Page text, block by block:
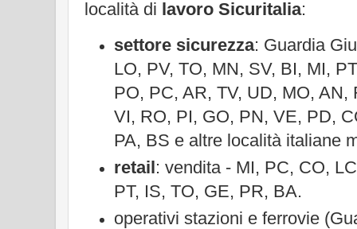
località di lavoro Sicuritalia:
settore sicurezza: Guardia
LO, PV, TO, MN, SV, BI, MI,
PO, PC, AR, TV, UD, MO, AN,
VI, RO, PI, GO, PN, VE, PD,
PA, BS e altre località italiane
retail: vendita - MI, PC, CO,
PT, IS, TO, GE, PR, BA.
operativi stazioni e ferrovie